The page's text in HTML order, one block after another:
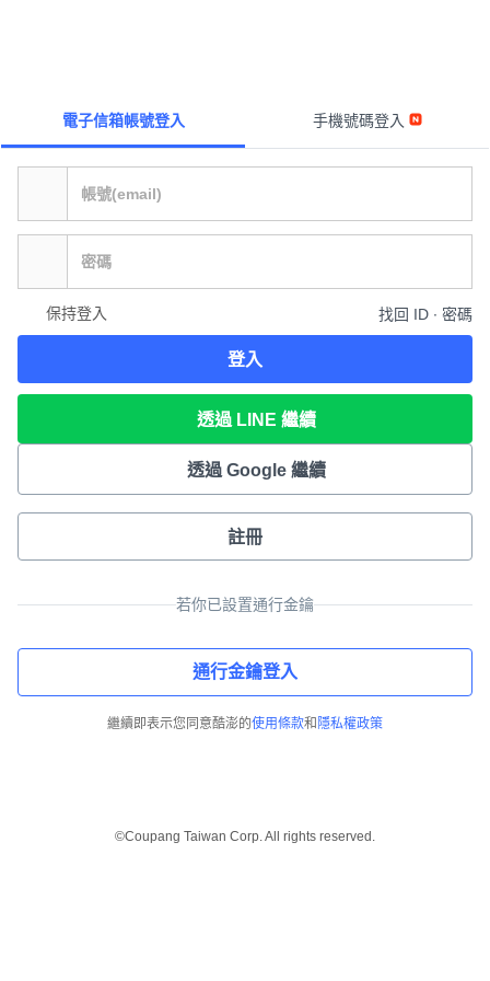
電子信箱帳號登入 手機號碼登入
保持登入 找回 ID ∙ 密碼
登入
透過 LINE 繼續
透過 Google 繼續
註冊
若你已設置通行金鑰
通行金鑰登入
繼續即表示您同意酷澎的使用條款和 隱私權政策
©Coupang Taiwan Corp. All rights reserved.